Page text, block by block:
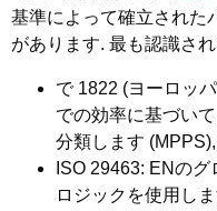
基準によって確立された
があります. 最も認識さ
で 1822 (ヨーロッ
での効率に基づい
分類します
ISO 29463: ENのグ
ロジックを使用し